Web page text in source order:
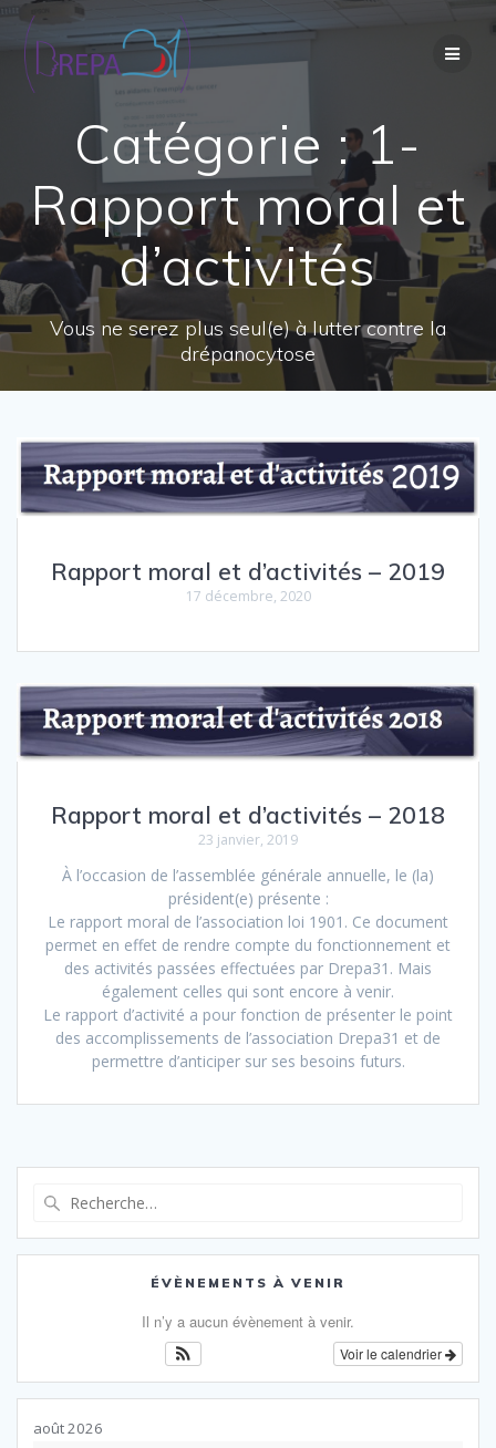
au
contenu
Catégorie :1-
Rapport moral et
d’activités
Vous ne serez plus seul(e) à lutter contre la
drépanocytose
Rapport moral et d’activités – 2019
17 décembre, 2020
Rapport moral et d’activités – 2018
23 janvier, 2019
À l’occasion de l’assemblée générale annuelle, le (la)
président(e) présente :
Le rapport moral de l’association loi 1901. Ce document
permet en effet de rendre compte du fonctionnement et
des activités passées effectuées par Drepa31. Mais
également celles qui sont encore à venir.
Le rapport d’activité a pour fonction de présenter le point
des accomplissements de l’association Drepa31 et de
permettre d’anticiper sur ses besoins futurs.
:
ÉVÈNEMENTS À VENIR
Il n’y a aucun évènement à venir.
Voir le calendrier
août 2026